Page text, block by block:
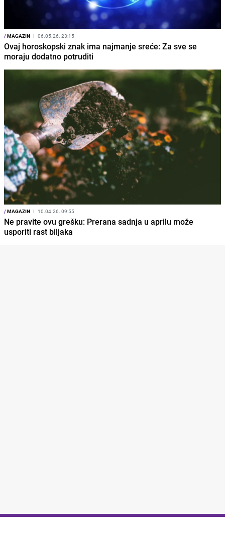
/MAGAZIN I 06.05.26. 23:15
Ovaj horoskopski znak ima najmanje sreće: Za sve se
moraju dodatno potruditi
/MAGAZIN I 10.04.26. 09:55
Ne pravite ovu grešku: Prerana sadnja u aprilu može
usporiti rast biljaka